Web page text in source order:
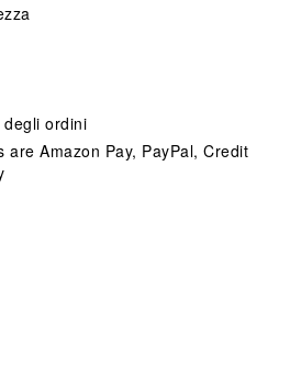
ordini
are Amazon Pay, PayPal, Credit